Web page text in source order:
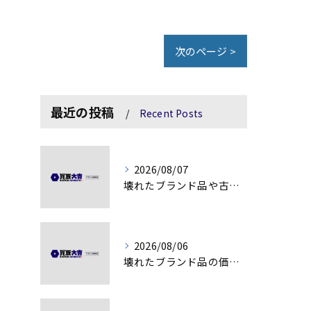
次のページ >
最近の投稿 Recent Posts
2026/08/07
壊れたブランド品や古物の価値を見極める秘訣
2026/08/06
壊れたブランド品の価値を見極める技術とは